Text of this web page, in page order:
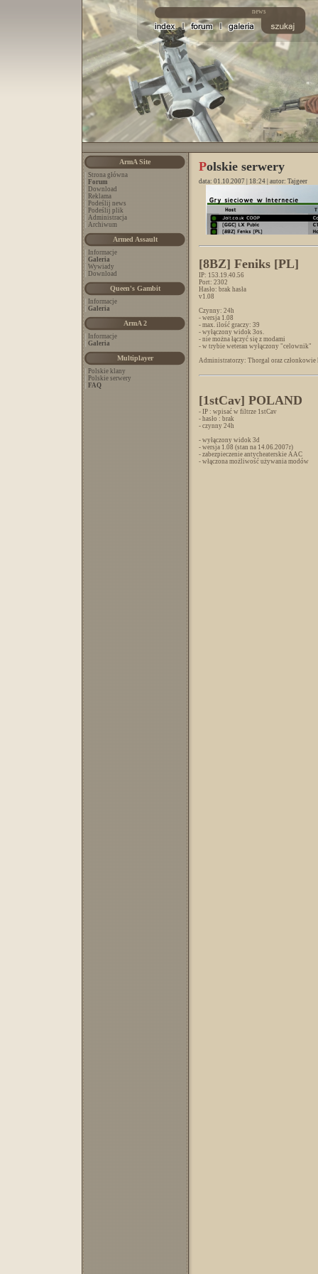
ArmA Site
Strona główna
Forum
Download
Reklama
Podeślij news
Podeślij plik
Administracja
Archiwum
Armed Assault
Informacje
Galeria
Wywiady
Download
Queen's Gambit
Informacje
Galeria
ArmA 2
Informacje
Galeria
Multiplayer
Polskie klany
Polskie serwery
FAQ
Polskie serwery
data: 01.10.2007 | 18:24 | autor: Tajgeer
[8BZ] Feniks [PL]
IP: 153.19.40.56
Port: 2302
Hasło: brak hasła
v1.08
Czynny: 24h
- wersja 1.08
- max. ilość graczy: 39
- wyłączony widok 3os.
- nie można łączyć się z modami
- w trybie weteran wyłączony "celownik"
Administratorzy: Thorgal oraz członkowie
[1stCav] POLAND
- IP : wpisać w filtrze 1stCav
- hasło : brak
- czynny 24h
- wyłączony widok 3d
- wersja 1.08 (stan na 14.06.2007r)
- zabezpieczenie antycheaterskie AAC
- włączona możliwość używania modów